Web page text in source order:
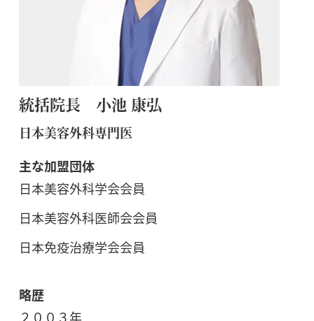
統括院長 小池 康弘
日本美容外科専門医
主な加盟団体
日本美容外科学会会員
日本美容外科医師会会員
日本免疫治療学会会員
略歴
２００３年